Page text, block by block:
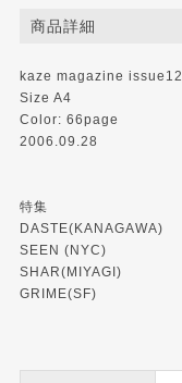
商品詳細
kaze magazine issue12
Size A4
Color: 66page
2006.09.28
特集
DASTE(KANAGAWA)
SEEN (NYC)
SHAR(MIYAGI)
GRIME(SF)